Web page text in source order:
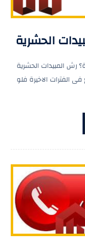
الحشرية
رش المبيدات الحشرية
الفترات الاخيرة فلو